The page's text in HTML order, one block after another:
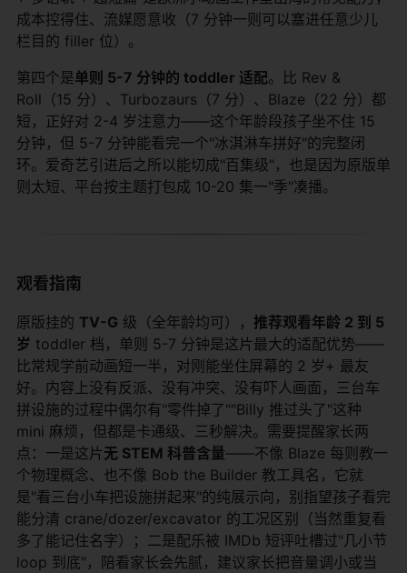
成本控得住、流媒愿意收（7 分钟一则可以塞进任意少儿
栏目的 filler 位）。
第四个是单则 5-7 分钟的 toddler 适配。比 Rev &
Roll（15 分）、Turbozaurs（7 分）、Blaze（22 分）都
短，正好对 2-4 岁注意力——这个年龄段孩子坐不住 15
分钟，但 5-7 分钟能看完一个"冰淇淋车拼好"的完整闭
环。爱奇艺引进后之所以能切成"百集级"，也是因为原版单
则太短、平台按主题打包成 10-20 集一"季"凑播。
观看指南
原版挂的 TV-G ​ 级（全年龄均可）， 推荐观看年龄 2 到 5
岁 ​ toddler 档，单则 5-7 分钟是这片最大的适配优势——
比常规学前动画短一半，对刚能坐住屏幕的 2 岁+ 最友
好。内容上没有反派、没有冲突、没有吓人画面，三台车
拼设施的过程中偶尔有"零件掉了""Billy 推过头了"这种
mini 麻烦，但都是卡通级、三秒解决。需要提醒家长两
点：一是这片无 STEM 科普含量——不像 Blaze 每则教一
个物理概念、也不像 Bob the Builder 教工具名，它就
是"看三台小车把设施拼起来"的纯展示向，别指望孩子看完
能分清 crane/dozer/excavator 的工况区别（当然重复看
多了能记住名字）；二是配乐被 IMDb 短评吐槽过"几小节
loop 到底"，陪看家长会先腻，建议家长把音量调小或当